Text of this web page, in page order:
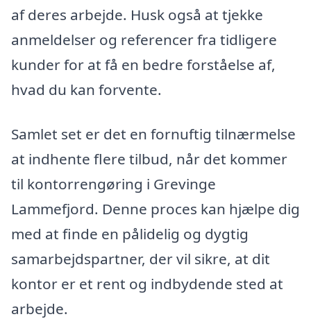
af deres arbejde. Husk også at tjekke
anmeldelser og referencer fra tidligere
kunder for at få en bedre forståelse af,
hvad du kan forvente.
Samlet set er det en fornuftig tilnærmelse
at indhente flere tilbud, når det kommer
til kontorrengøring i Grevinge
Lammefjord. Denne proces kan hjælpe dig
med at finde en pålidelig og dygtig
samarbejdspartner, der vil sikre, at dit
kontor er et rent og indbydende sted at
arbejde.